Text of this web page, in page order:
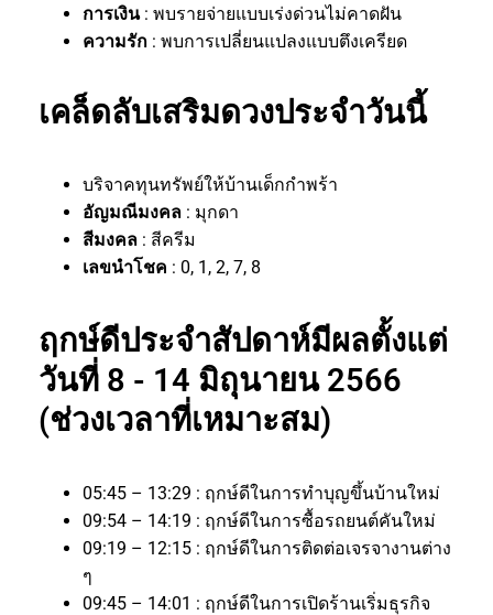
การเงิน : พบรายจ่ายแบบเร่งด่วนไม่คาดฝัน
ความรัก : พบการเปลี่ยนแปลงแบบตึงเครียด
เคล็ดลับเสริมดวงประจำวันนี้
บริจาคทุนทรัพย์ให้บ้านเด็กกำพร้า
อัญมณีมงคล : มุกดา
สีมงคล : สีครีม
เลขนำโชค : 0, 1, 2, 7, 8
ฤกษ์ดีประจำสัปดาห์มีผลตั้งแต่
วันที่ 8 - 14 มิถุนายน 2566
(ช่วงเวลาที่เหมาะสม)
05:45 – 13:29 : ฤกษ์ดีในการทำบุญขึ้นบ้านใหม่
09:54 – 14:19 : ฤกษ์ดีในการซื้อรถยนต์คันใหม่
09:19 – 12:15 : ฤกษ์ดีในการติดต่อเจรจางานต่าง
ๆ
09:45 – 14:01 : ฤกษ์ดีในการเปิดร้านเริ่มธุรกิจ